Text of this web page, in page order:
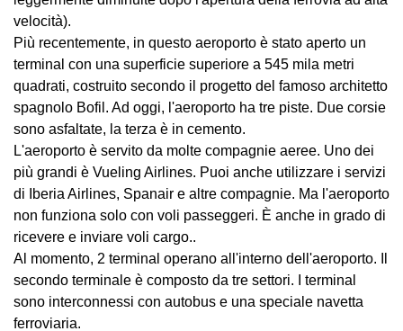
velocità).
Più recentemente, in questo aeroporto è stato aperto un
terminal con una superficie superiore a 545 mila metri
quadrati, costruito secondo il progetto del famoso architetto
spagnolo Bofil. Ad oggi, l'aeroporto ha tre piste. Due corsie
sono asfaltate, la terza è in cemento.
L'aeroporto è servito da molte compagnie aeree. Uno dei
più grandi è Vueling Airlines. Puoi anche utilizzare i servizi
di Iberia Airlines, Spanair e altre compagnie. Ma l'aeroporto
non funziona solo con voli passeggeri. È anche in grado di
ricevere e inviare voli cargo..
Al momento, 2 terminal operano all'interno dell'aeroporto. Il
secondo terminale è composto da tre settori. I terminal
sono interconnessi con autobus e una speciale navetta
ferroviaria.